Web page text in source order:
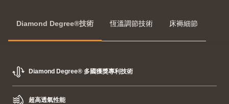
Diamond Degree®技術 恆溫調節技術 床褥細節
Diamond Degree® 多國獲獎專利技術
超高透氣性能